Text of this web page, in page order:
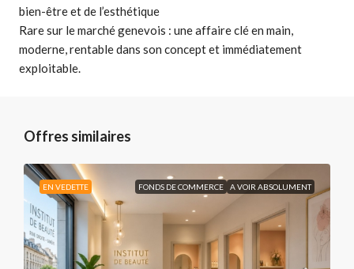
bien-être et de l’esthétique
Rare sur le marché genevois : une affaire clé en main,
moderne, rentable dans son concept et immédiatement
exploitable.
Offres similaires
EN VEDETTE FONDS DE COMMERCE A VOIR ABSOLUMENT